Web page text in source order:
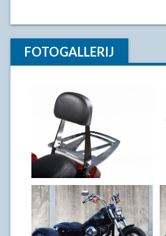
FOTOGALLERIJ
Sissybar
V96 103 Street-
Bob